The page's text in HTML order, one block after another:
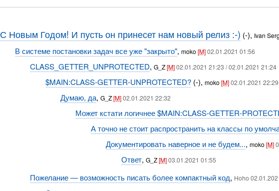
С Новым Годом! И пусть он принесет нам новый релиз :-) (-), Ivan
В системе постановки задач все уже "закрыто", moko[M]02.01.2021 01:56
CLASS_GETTER_UNPROTECTED,G_Z[M]02.01.2021 21:23 / 02.01.2021 21:24
$MAIN:CLASS-GETTER-UNPROTECTED?(-), moko[M]02.01.2021 22:29
Думаю, да,G_Z[M]02.01.2021 22:32
Может кстати логичнее $MAIN:CLASS-GETTER-
А точно не стоит распространить на классы по
Документировать наверное и не будем...,moko[M]
Ответ, G_Z[M]03.01.2021 01:55
Пожелание — возможность писать более компактный код, Hoho